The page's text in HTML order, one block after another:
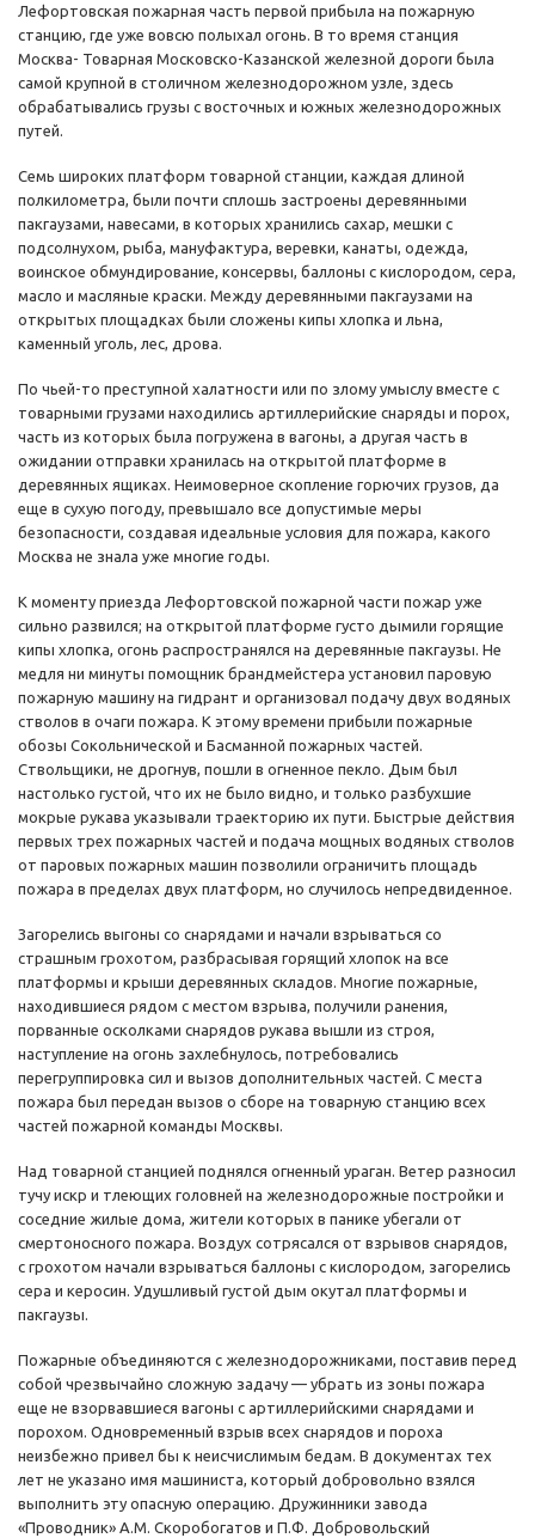
Лефортовская пожарная часть первой прибыла на пожарную
станцию, где уже вовсю полыхал огонь. В то время станция
Москва- Товарная Московско-Казанской железной дороги была
самой крупной в столичном железнодорожном узле, здесь
обрабатывались грузы с восточных и южных железнодорожных
путей.
Семь широких платформ товарной станции, каждая длиной
полкилометра, были почти сплошь застроены деревянными
пакгаузами, навесами, в которых хранились сахар, мешки с
подсолнухом, рыба, мануфактура, веревки, канаты, одежда,
воинское обмундирование, консервы, баллоны с кислородом, сера,
масло и масляные краски. Между деревянными пакгаузами на
открытых площадках были сложены кипы хлопка и льна,
каменный уголь, лес, дрова.
По чьей-то преступной халатности или по злому умыслу вместе с
товарными грузами находились артиллерийские снаряды и порох,
часть из которых была погружена в вагоны, а другая часть в
ожидании отправки хранилась на открытой платформе в
деревянных ящиках. Неимоверное скопление горючих грузов, да
еще в сухую погоду, превышало все допустимые меры
безопасности, создавая идеальные условия для пожара, какого
Москва не знала уже многие годы.
К моменту приезда Лефортовской пожарной части пожар уже
сильно развился; на открытой платформе густо дымили горящие
кипы хлопка, огонь распространялся на деревянные пакгаузы. Не
медля ни минуты помощник брандмейстера установил паровую
пожарную машину на гидрант и организовал подачу двух водяных
стволов в очаги пожара. К этому времени прибыли пожарные
обозы Сокольнической и Басманной пожарных частей.
Ствольщики, не дрогнув, пошли в огненное пекло. Дым был
настолько густой, что их не было видно, и только разбухшие
мокрые рукава указывали траекторию их пути. Быстрые действия
первых трех пожарных частей и подача мощных водяных стволов
от паровых пожарных машин позволили ограничить площадь
пожара в пределах двух платформ, но случилось непредвиденное.
Загорелись выгоны со снарядами и начали взрываться со
страшным грохотом, разбрасывая горящий хлопок на все
платформы и крыши деревянных складов. Многие пожарные,
находившиеся рядом с местом взрыва, получили ранения,
порванные осколками снарядов рукава вышли из строя,
наступление на огонь захлебнулось, потребовались
перегруппировка сил и вызов дополнительных частей. С места
пожара был передан вызов о сборе на товарную станцию всех
частей пожарной команды Москвы.
Над товарной станцией поднялся огненный ураган. Ветер разносил
тучу искр и тлеющих головней на железнодорожные постройки и
соседние жилые дома, жители которых в панике убегали от
смертоносного пожара. Воздух сотрясался от взрывов снарядов,
с грохотом начали взрываться баллоны с кислородом, загорелись
сера и керосин. Удушливый густой дым окутал платформы и
пакгаузы.
Пожарные объединяются с железнодорожниками, поставив перед
собой чрезвычайно сложную задачу — убрать из зоны пожара
еще не взорвавшиеся вагоны с артиллерийскими снарядами и
порохом. Одновременный взрыв всех снарядов и пороха
неизбежно привел бы к неисчислимым бедам. В документах тех
лет не указано имя машиниста, который добровольно взялся
выполнить эту опасную операцию. Дружинники завода
«Проводник» А.М. Скоробогатов и П.Ф. Добровольский